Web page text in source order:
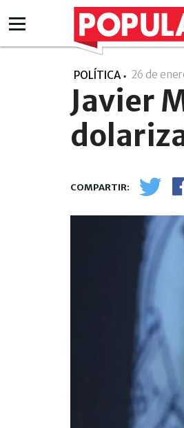
POLÍTICA 26 de
Javier